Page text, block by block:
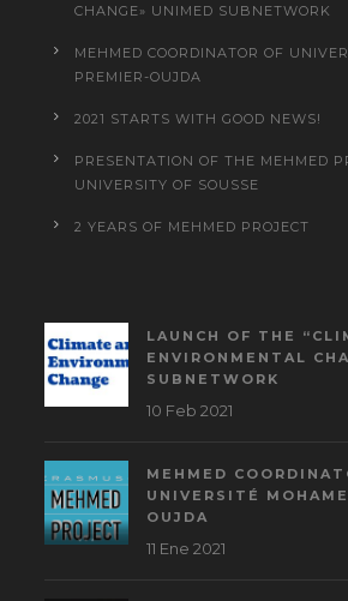
CHANGE» UNIMED SUBNETWORK
MEHMED COORDINATOR OF
PREMIER-OUJDA
2021 STARTS WITH GOOD NEWS!
PRESENTATION OF THE MEHMED
UNIVERSITY OF SOUSSE
2 YEARS OF MEHMED PROJECT
LAUNCH OF THE
ENVIRONMENTAL
SUBNETWORK
10 Feb 2021
MEHMED
UNIVERSITÉ
OUJDA
11 Ene 2021